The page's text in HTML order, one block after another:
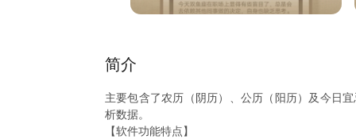
简介
主要包含了农历（阴历）、公历（阳历）及今日
析数据。
【软件功能特点】